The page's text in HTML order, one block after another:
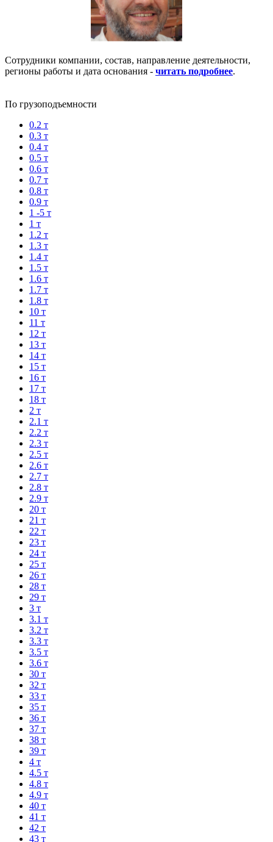
Сотрудники компании, состав, направление деятельности,
регионы работы и дата основания - читать подробнее.
По грузоподъемности
0.2 т
0.3 т
0.4 т
0.5 т
0.6 т
0.7 т
0.8 т
0.9 т
1 -5 т
1 т
1.2 т
1.3 т
1.4 т
1.5 т
1.6 т
1.7 т
1.8 т
10 т
11 т
12 т
13 т
14 т
15 т
16 т
17 т
18 т
2 т
2.1 т
2.2 т
2.3 т
2.5 т
2.6 т
2.7 т
2.8 т
2.9 т
20 т
21 т
22 т
23 т
24 т
25 т
26 т
28 т
29 т
3 т
3.1 т
3.2 т
3.3 т
3.5 т
3.6 т
30 т
32 т
33 т
35 т
36 т
37 т
38 т
39 т
4 т
4.5 т
4.8 т
4.9 т
40 т
41 т
42 т
43 т